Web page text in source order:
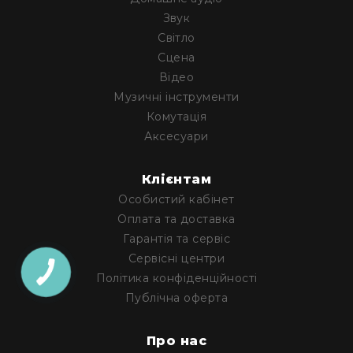
Архітектурне
освітлення
Для
приміщень
Просто
неба
Для
занурення
Стробоскопи
Лазери
Конфетті
машини
Генератори
диму/
туману
снігу
Звук
Світло
Сцена
Відео
Музичні інструменти
Комутація
Аксесуари
Клієнтам
Особистий кабінет
Оплата та доставка
Гарантія та сервіс
Сервісні центри
Політика конфіденційності
Публічна оферта
Про нас